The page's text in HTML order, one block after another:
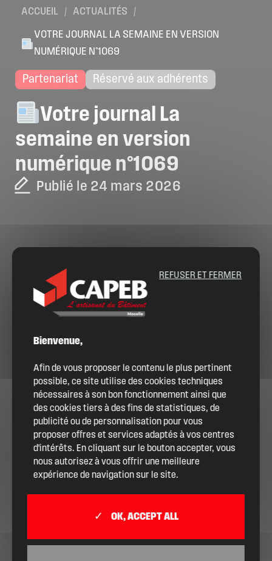
ACCUEIL / ACTUALITÉS
/
VOTRE JOURNAL LA SEMAINE EN VERSION
NUMÉRIQUE N°1069
Partenariat Réservé aux adhérents
Votre journal La
semaine en version
numérique n°1069
Publié le 24 mars 2026
Bienvenue,
Afin de vous proposer le contenu le plus pertinent
possible, ce site utilise des cookies techniques
nécessaires à son bon fonctionnement ainsi que
des cookies tiers à des fins de statistiques, de
publicité ou de personnalisation pour vous
proposer offres et services adaptés à vos centres
d'intérêts. En cliquant sur le bouton accepter, vous
nous autorisez à vous offrir une meilleure
expérience de navigation sur le site.
OK, ACCEPT ALL
REFUSER ET FERMER